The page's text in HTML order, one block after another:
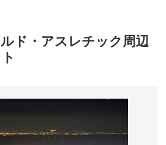
ド・アスレチック周辺